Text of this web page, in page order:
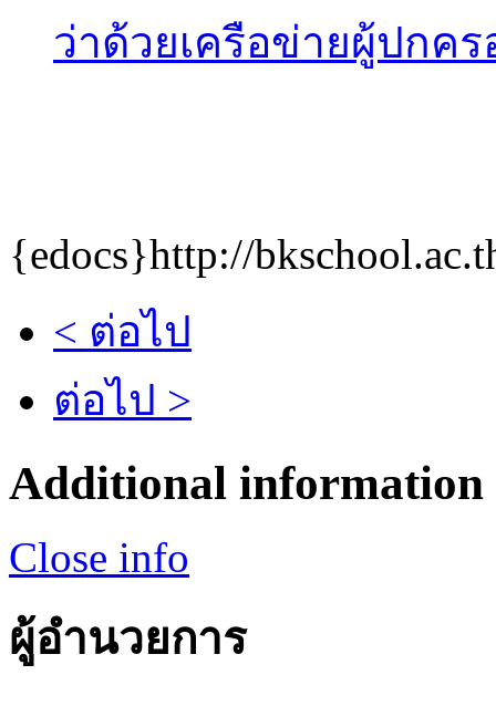
ว่าด้วยเครือข่ายผู้ปกคร
{edocs}http://
< ต่อไป
ต่อไป >
Additional information
Close info
ผู้อำนวยการ